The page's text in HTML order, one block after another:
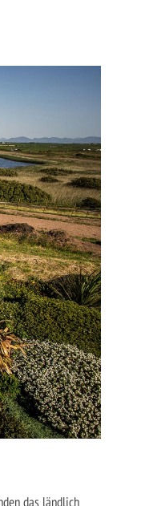
das ländlich